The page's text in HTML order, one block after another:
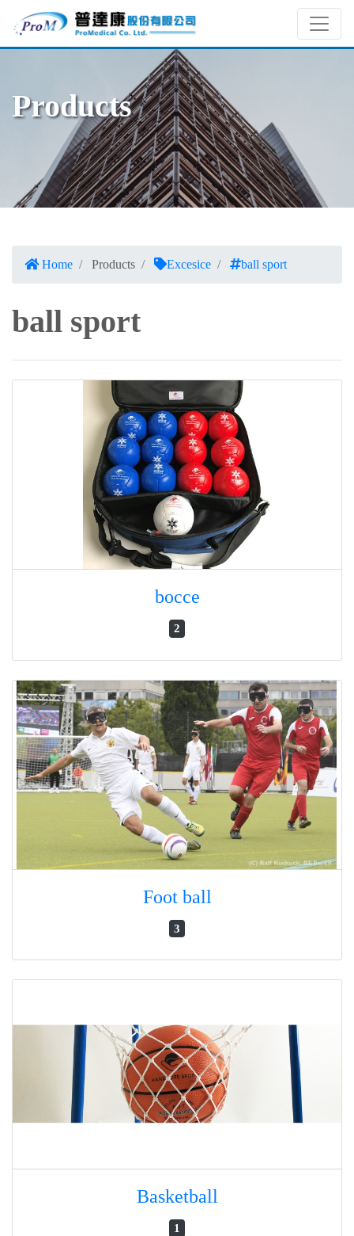
Products
Home Products Excesice ball sport
ball sport
bocce
2
Foot ball
3
Basketball
1